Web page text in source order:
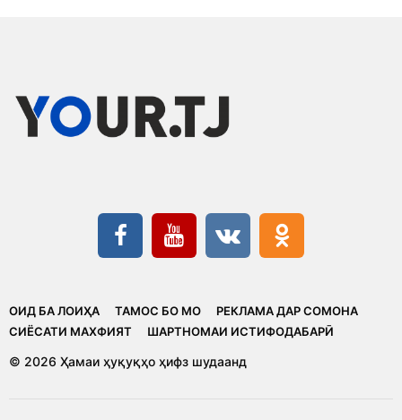
ОИД БА ЛОИҲА ТАМОС БО МО
РЕКЛАМА ДАР СОМОНА
CИЁСАТИ МАХФИЯТ
ШАРТНОМАИ ИСТИФОДАБАРӢ
© 2026 Ҳамаи ҳуқуқҳо ҳифз шудаанд